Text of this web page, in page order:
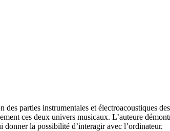
parties instrumentales et électroacoustiques
ces deux univers musicaux. L’auteure
donner la possibilité d’interagir avec l’ordinateur.